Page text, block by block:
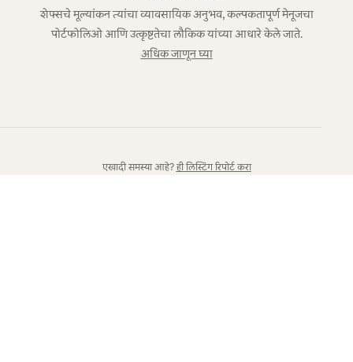
शेफ्सचे मूल्यांकन त्यांचा व्यावसायिक अनुभव, कल्पकतापूर्ण मेनूजचा
पोर्टफोलिओ आणि उत्कृष्टतेचा लौकिक यांच्या आधारे केले जाते.
अधिक जाणून घ्या
एखादी समस्या आहे? ही लिस्टिंग रिपोर्ट करा